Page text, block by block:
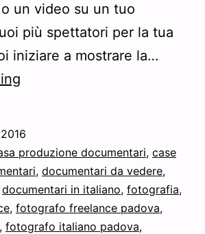
un video su un tuo
più spettatori per la tua
a mostrare la…
e
video
Padova
produzione documentari, case
, documentari da vedere,
documentari in italiano, fotografia,
, fotografo freelance padova,
, fotografo italiano padova,